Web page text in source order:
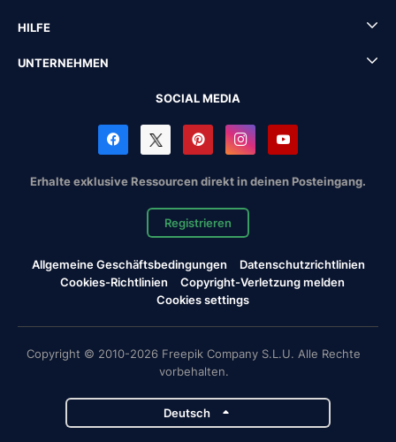
HILFE
UNTERNEHMEN
SOCIAL MEDIA
Erhalte exklusive Ressourcen direkt in deinen Posteingang.
Registrieren
Allgemeine Geschäftsbedingungen
Datenschutzrichtlinien
Cookies-Richtlinien
Copyright-Verletzung melden
Cookies settings
Copyright © 2010-2026 Freepik Company S.L.U. Alle Rechte
vorbehalten.
Deutsch